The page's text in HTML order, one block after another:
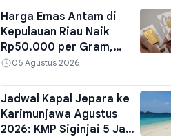
Harga Emas Antam di
Kepulauan Riau Naik
Rp50.000 per Gram,
Segini Rincian Lengkap
06 Agustus 2026
Jadwal Kapal Jepara ke
Karimunjawa Agustus
2026: KMP Siginjai 5 Jam,